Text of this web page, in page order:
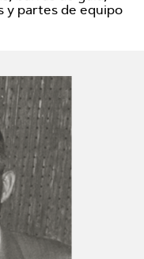
y partes de equipo